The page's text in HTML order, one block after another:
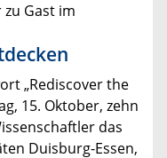
Gast im
„Rediscover the
15. Oktober, zehn
das
Duisburg-Essen,